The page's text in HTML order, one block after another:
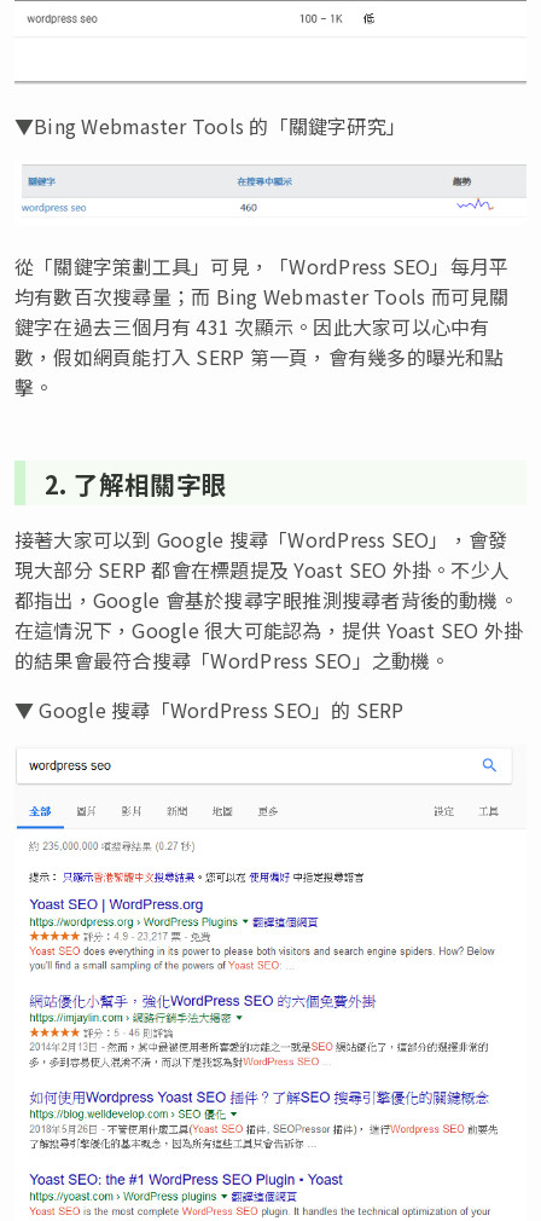
▼Bing Webmaster Tools 的「關鍵字研究」
從「關鍵字策劃工具」可見，「WordPress SEO」每月平
均有數百次搜尋量；而 Bing Webmaster Tools 而可見關
鍵字在過去三個月有 431 次顯示。因此大家可以心中有
數，假如網頁能打入 SERP 第一頁，會有幾多的曝光和點
擊。
2. 了解相關字眼
接著大家可以到 Google 搜尋「WordPress SEO」，會發
現大部分 SERP 都會在標題提及 Yoast SEO 外掛。不少人
都指出，Google 會基於搜尋字眼推測搜尋者背後的動機。
在這情況下，Google 很大可能認為，提供 Yoast SEO 外掛
的結果會最符合搜尋「WordPress SEO」之動機。
▼ Google 搜尋「WordPress SEO」的 SERP